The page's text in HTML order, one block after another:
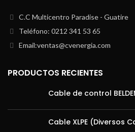
C.C Multicentro Paradise - Guatire
Teléfono: 0212 341 53 65
Email:ventas@cvenergia.com
PRODUCTOS RECIENTES
Cable de control
Cable XLPE (Diversos